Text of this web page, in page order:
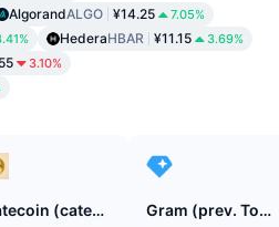
AlgorandALGO ¥14.25 7.05%
HederaHBAR ¥11.15 3.69%
3.10%
Catecoin (catecoin.shop)
Gram (prev. Toncoin)